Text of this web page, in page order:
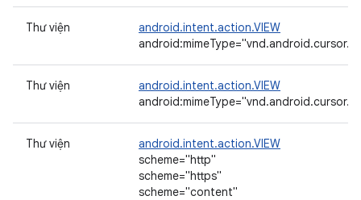
Thư viện
android.intent.action.VIEW
Thư viện
android.intent.action.VIEW
Thư viện
android.intent.action.VIEW
scheme="http"
scheme="https"
scheme="content"